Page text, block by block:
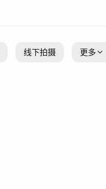
线下拍摄 更多